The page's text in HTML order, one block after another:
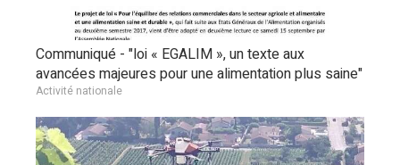
Communiqué - "loi « EGALIM », un texte aux
avancées majeures pour une alimentation plus saine"
Activité nationale